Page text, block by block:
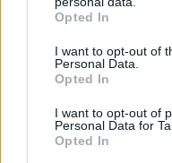
grant or deny consent to
use your data for below
consent section.
Opted In
I want to opt-out of
Personal Data.
Opted In
I want to opt-out of
Personal Data for
Opted In
Mikael Östberg
Hvilke fordeler har
– Det at stavtaket
staven helt klart
markedet. Vekten er